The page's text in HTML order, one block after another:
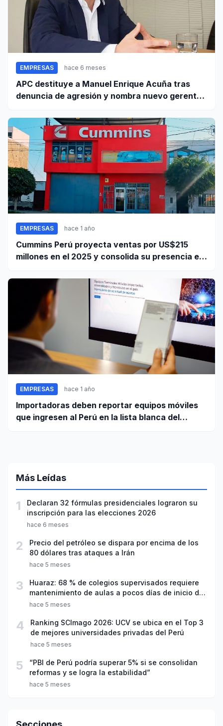
EMPRESAS hace 6 meses
APC destituye a Manuel Enrique Acuña tras
denuncia de agresión y nombra nuevo gerente
EMPRESAS hace 1 año
Cummins Perú proyecta ventas por US$215
millones en el 2025 y consolida su presencia en
EMPRESAS hace 1 año
Importadoras deben reportar equipos móviles
que ingresen al Perú en la lista blanca del
Más Leídas
1
Declaran 32 fórmulas presidenciales lograron su
inscripción para las elecciones 2026
hace 6 meses
2
Precio del petróleo se dispara por encima de los
80 dólares tras ataques a Irán
hace 5 meses
3
Huaraz: 68 % de colegios supervisados requiere
mantenimiento de aulas a pocos días de inicio del
año escolar 2026
hace 5 meses
4
Ranking SCImago 2026: UCV se ubica en el Top 3
de mejores universidades privadas del Perú
hace 5 meses
5
“PBI de Perú podría superar 5% si se consolidan
reformas y se logra la estabilidad”
hace 5 meses